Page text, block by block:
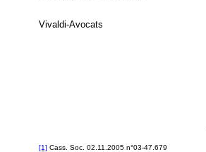
Vivaldi-Avocats
[1] Cass. Soc. 02.11.2005 n°03-47.679